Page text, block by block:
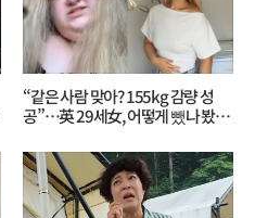
“같은 사람 맞아? 155kg 감량 성
공”…英 29세女, 어떻게 뺐나 봤더